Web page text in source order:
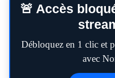
🚨 Accès
Débloquez en 1 clic et
avec